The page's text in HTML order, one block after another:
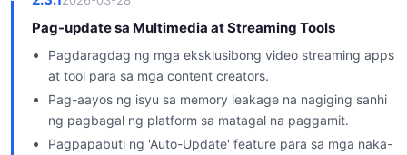
Pag-update sa Multimedia at Streaming Tools
Pagdaragdag ng mga eksklusibong video streaming apps
at tool para sa mga content creators.
Pag-aayos ng isyu sa memory leakage na nagiging sanhi
ng pagbagal ng platform sa matagal na paggamit.
Pagpapabuti ng 'Auto-Update' feature para sa mga naka-